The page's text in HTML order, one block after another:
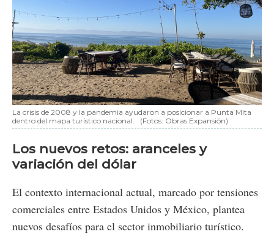
La crisis de 2008 y la pandemia ayudaron a posicionar a Punta Mita
dentro del mapa turístico nacional.
(Fotos: Obras Expansión)
Los nuevos retos: aranceles y
variación del dólar
El contexto internacional actual, marcado por tensiones
comerciales entre Estados Unidos y México, plantea
nuevos desafíos para el sector inmobiliario turístico.